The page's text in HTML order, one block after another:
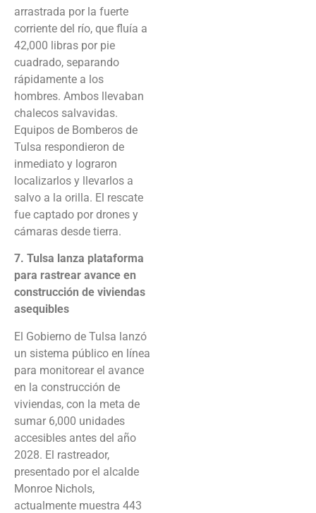
arrastrada por la fuerte
corriente del río, que fluía a
42,000 libras por pie
cuadrado, separando
rápidamente a los
hombres. Ambos llevaban
chalecos salvavidas.
Equipos de Bomberos de
Tulsa respondieron de
inmediato y lograron
localizarlos y llevarlos a
salvo a la orilla. El rescate
fue captado por drones y
cámaras desde tierra.
7. Tulsa lanza plataforma
para rastrear avance en
construcción de viviendas
asequibles
El Gobierno de Tulsa lanzó
un sistema público en línea
para monitorear el avance
en la construcción de
viviendas, con la meta de
sumar 6,000 unidades
accesibles antes del año
2028. El rastreador,
presentado por el alcalde
Monroe Nichols,
actualmente muestra 443